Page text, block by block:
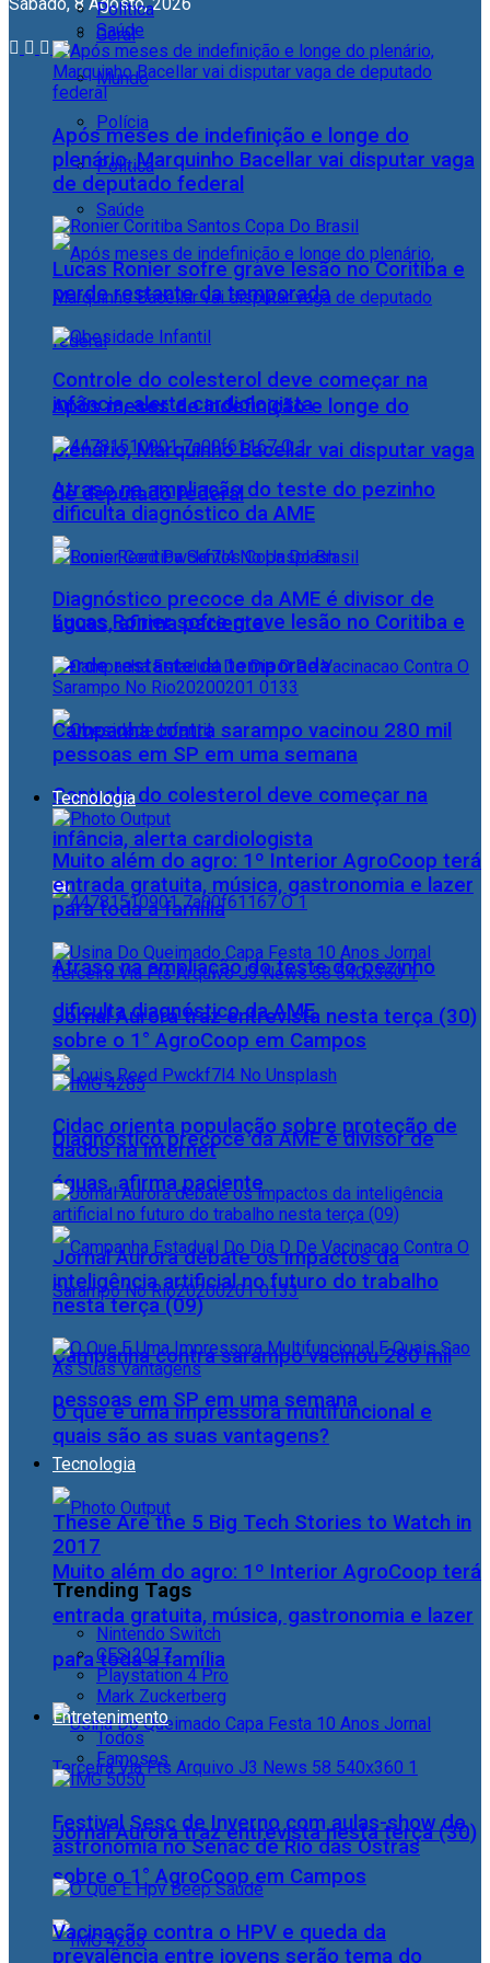
Geral
Mundo
Polícia
Política
Saúde
Após meses de indefinição e longe do
plenário, Marquinho Bacellar vai disputar vaga
de deputado federal
Lucas Ronier sofre grave lesão no Coritiba e
perde restante da temporada
Controle do colesterol deve começar na
infância, alerta cardiologista
Atraso na ampliação do teste do pezinho
dificulta diagnóstico da AME
Diagnóstico precoce da AME é divisor de
águas, afirma paciente
Campanha contra sarampo vacinou 280 mil
pessoas em SP em uma semana
Tecnologia
Muito além do agro: 1º Interior AgroCoop terá
entrada gratuita, música, gastronomia e lazer
para toda a família
Jornal Aurora traz entrevista nesta terça (30)
sobre o 1° AgroCoop em Campos
Política
Saúde
Após meses de indefinição e longe do
plenário, Marquinho Bacellar vai disputar vaga
de deputado federal
Lucas Ronier sofre grave lesão no Coritiba e
perde restante da temporada
Controle do colesterol deve começar na
infância, alerta cardiologista
Atraso na ampliação do teste do pezinho
dificulta diagnóstico da AME
Diagnóstico precoce da AME é divisor de
águas, afirma paciente
Campanha contra sarampo vacinou 280 mil
pessoas em SP em uma semana
Tecnologia
Muito além do agro: 1º Interior AgroCoop terá
entrada gratuita, música, gastronomia e lazer
para toda a família
Jornal Aurora traz entrevista nesta terça (30)
sobre o 1° AgroCoop em Campos
Cidac orienta população sobre proteção de
dados na internet
Jornal Aurora debate os impactos da
inteligência artificial no futuro do trabalho
nesta terça (09)
O que é uma impressora multifuncional e
quais são as suas vantagens?
These Are the 5 Big Tech Stories to Watch in
2017
Trending Tags
Nintendo Switch
CES 2017
Playstation 4 Pro
Mark Zuckerberg
Entretenimento
Todos
Famosos
Festival Sesc de Inverno com aulas-show de
astronomia no Senac de Rio das Ostras
Vacinação contra o HPV e queda da
prevalência entre jovens serão tema do